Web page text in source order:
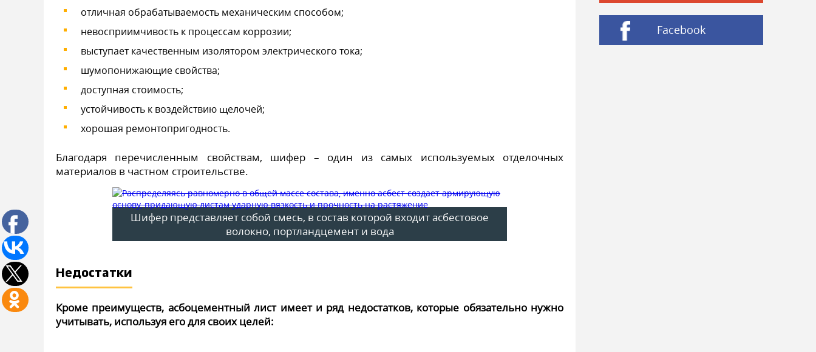
отличная обрабатываемость механическим способом;
невосприимчивость к процессам коррозии;
выступает качественным изолятором электрического тока;
шумопонижающие свойства;
доступная стоимость;
устойчивость к воздействию щелочей;
хорошая ремонтопригодность.
Благодаря перечисленным свойствам, шифер – один из самых используемых отделочных
материалов в частном строительстве.
Шифер представляет собой смесь, в состав которой входит асбестовое
волокно, портландцемент и вода
Недостатки
Кроме преимуществ, асбоцементный лист имеет и ряд недостатков, которые обязательно нужно
учитывать, используя его для своих целей:
Facebook